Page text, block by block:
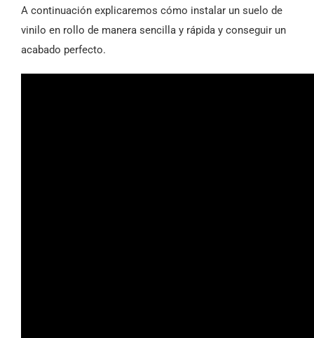
A continuación explicaremos cómo instalar un suelo de
vinilo en rollo de manera sencilla y rápida y conseguir un
acabado perfecto.